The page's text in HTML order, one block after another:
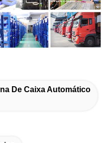
De Caixa Automático